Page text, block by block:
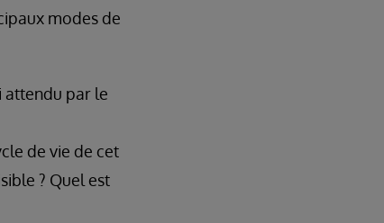
modes de
attendu par le
de vie de cet
? Quel est